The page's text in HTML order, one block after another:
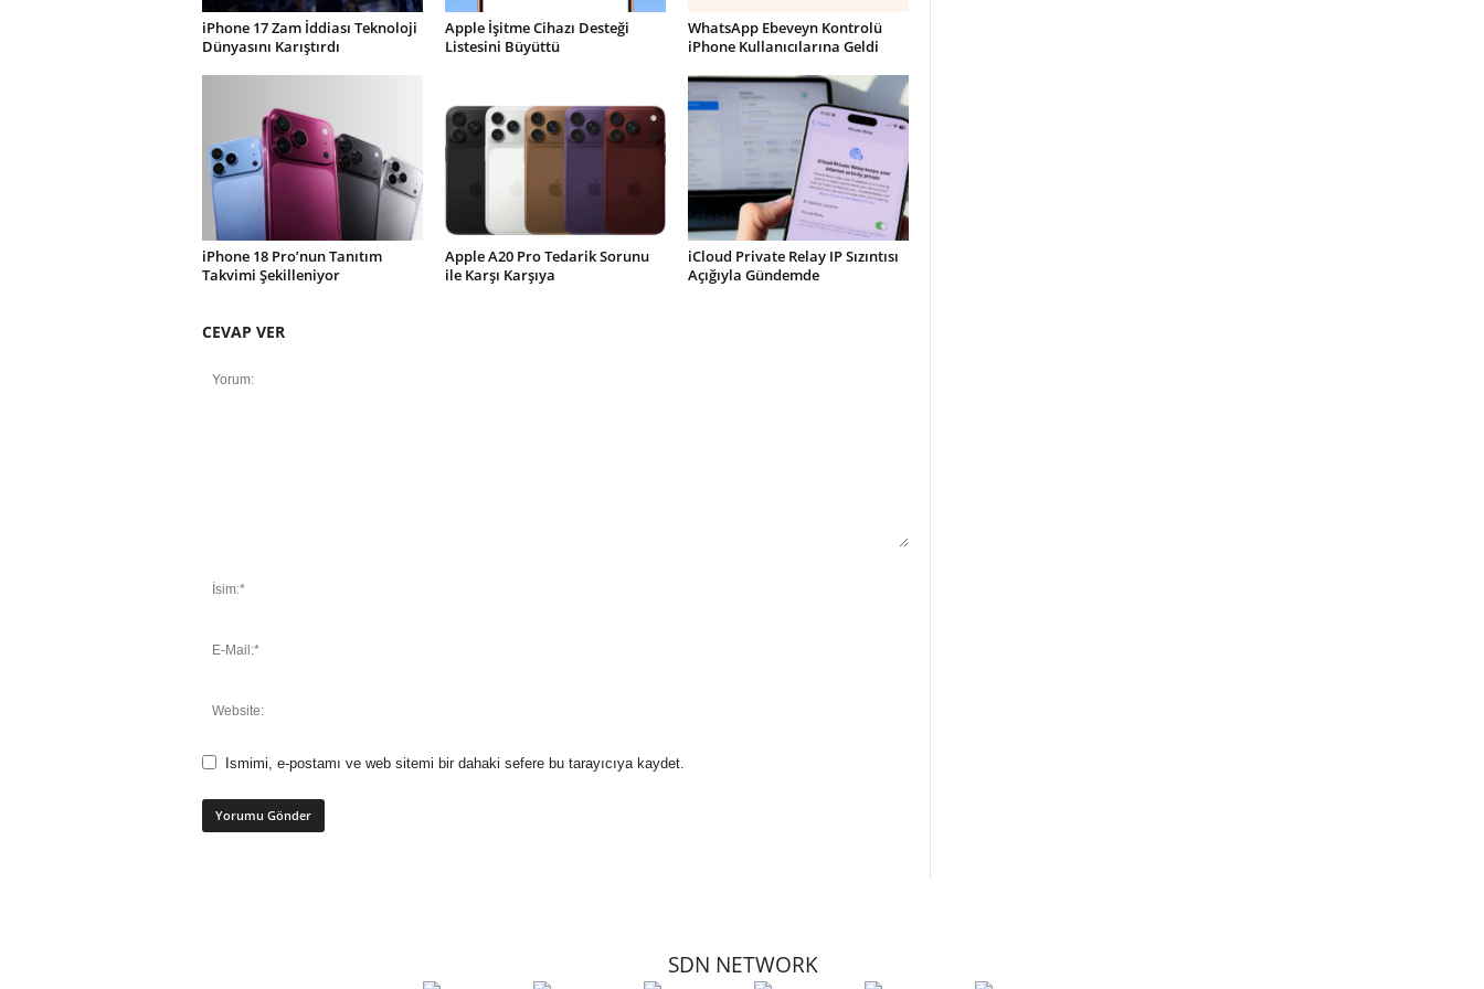
iPhone 17 Zam İddiası Teknoloji
Dünyasını Karıştırdı
Apple İşitme Cihazı Desteği
Listesini Büyüttü
WhatsApp Ebeveyn Kontrolü
iPhone Kullanıcılarına Geldi
iPhone 18 Pro’nun Tanıtım
Takvimi Şekilleniyor
Apple A20 Pro Tedarik Sorunu
ile Karşı Karşıya
iCloud Private Relay IP Sızıntısı
Açığıyla Gündemde
CEVAP VER
Ismimi, e-postamı ve web sitemi bir dahaki sefere bu tarayıcıya kaydet.
SDN NETWORK